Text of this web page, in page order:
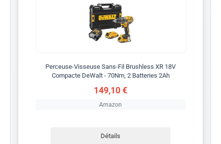
Perceuse-Visseuse Sans-Fil Brushless XR 18V
Compacte DeWalt - 70Nm, 2 Batteries 2Ah
149,10 €
Amazon
Détails